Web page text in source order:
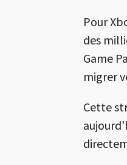
Pour
des
Game
migrer
Cette